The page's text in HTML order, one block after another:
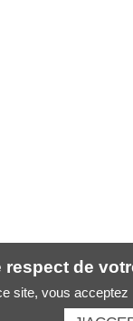
respect de
site, vous